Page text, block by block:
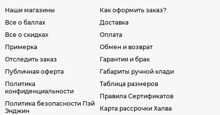
Наши магазины
Все о баллах
Все о скидках
Примерка
Отследить заказ
Публичная оферта
Политика
конфиденциальности
Политика безопасности Пэй
Энджин
Как оформить заказ?
Доставка
Оплата
Обмен и возврат
Гарантия и брак
Габариты ручной клади
Таблица размеров
Правила Сертификатов
Карта рассрочки Халва